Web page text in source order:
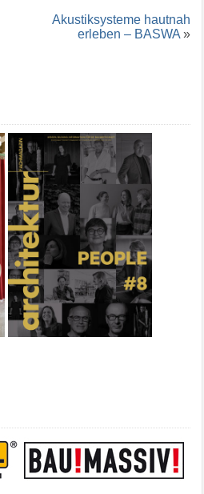
Akustiksysteme hautnah
erleben – BASWA »